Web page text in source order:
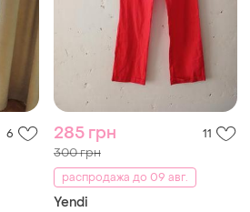
6 285 грн 11
300 грн
распродажа до 09 авг.
Yendi